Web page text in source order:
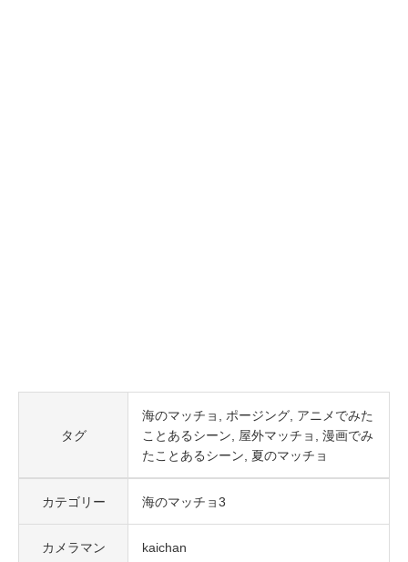
タグ
海のマッチョ ポージング アニメでみた
ことあるシーン
屋外マッチョ
漫画でみ
たことあるシーン
夏のマッチョ
カテゴリー 海のマッチョ3
カメラマン kaichan